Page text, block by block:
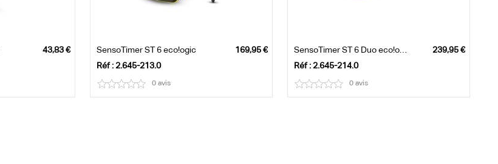
SensoTimer ST 6 eco!ogic
Réf : 2.645-213.0
0 avis
SensoTimer ST 6 Duo eco!ogic
Réf : 2.645-214.0
0 avis